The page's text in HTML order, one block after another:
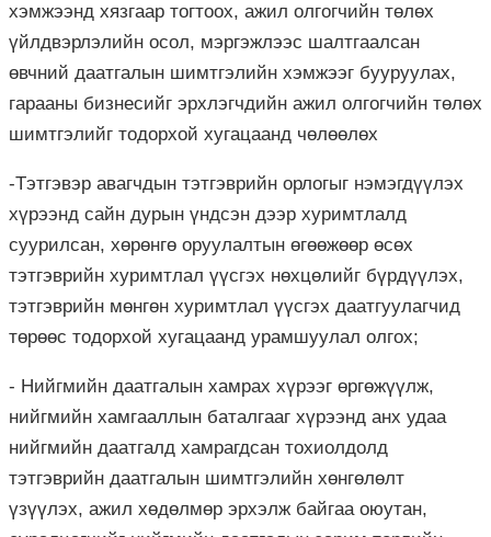
хэмжээнд хязгаар тогтоох, ажил олгогчийн төлөх
үйлдвэрлэлийн осол, мэргэжлээс шалтгаалсан
өвчний даатгалын шимтгэлийн хэмжээг бууруулах,
гарааны бизнесийг эрхлэгчдийн ажил олгогчийн төлөх
шимтгэлийг тодорхой хугацаанд чөлөөлөх
-Тэтгэвэр авагчдын тэтгэврийн орлогыг нэмэгдүүлэх
хүрээнд сайн дурын үндсэн дээр хуримтлалд
суурилсан, хөрөнгө оруулалтын өгөөжөөр өсөх
тэтгэврийн хуримтлал үүсгэх нөхцөлийг бүрдүүлэх,
тэтгэврийн мөнгөн хуримтлал үүсгэх даатгуулагчид
төрөөс тодорхой хугацаанд урамшуулал олгох;
- Нийгмийн даатгалын хамрах хүрээг өргөжүүлж,
нийгмийн хамгааллын баталгааг хүрээнд анх удаа
нийгмийн даатгалд хамрагдсан тохиолдолд
тэтгэврийн даатгалын шимтгэлийн хөнгөлөлт
үзүүлэх, ажил хөдөлмөр эрхэлж байгаа оюутан,